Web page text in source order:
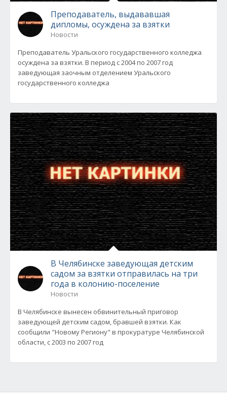
Преподаватель, выдававшая
дипломы, осуждена за взятки
Новости
Преподаватель Уральского государственного колледжа
осуждена за взятки. В период с 2004 по 2007 год
заведующая заочным отделением Уральского
государственного колледжа
В Челябинске заведующая детским
садом за взятки отправилась на три
года в колонию-поселение
Новости
В Челябинске вынесен обвинительный приговор
заведующей детским садом, бравшей взятки. Как
сообщили "Новому Региону" в прокуратуре Челябинской
области, с 2003 по 2007 год